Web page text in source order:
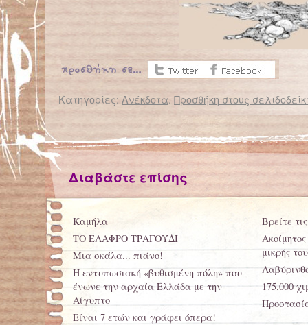
Κατηγορίες: Ανέκδοτα. Προσθήκη στους
← Επιστροφή στο %s
Ευγένιος Τριβιζάς: Μέσα σε κάθε λέξη… πάλλεται ένα συναίσθημα
Διαβάστε επίσης
Καμήλα
ΤΟ ΕΛΑΦΡΟ ΤΡΑΓΟΥΔΙ
Μια σκάλα... πιάνο!
Η εντυπωσιακή «βυθισμένη πόλη» που
ένωνε την αρχαία Ελλάδα με την
Αίγυπτο
Είναι 7 ετών και γράφει όπερα!
Βρείτε
μικρής
175.000